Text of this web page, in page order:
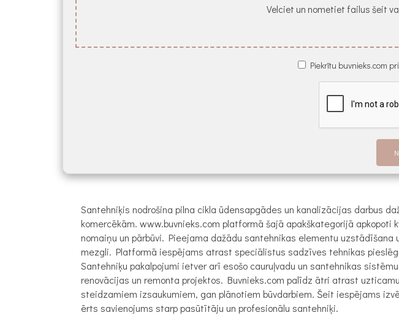
Velciet un nometiet failus šeit
Piekrītu buvnieks.com
Santehniķis nodrošina pilna cikla ūdensapgādes un kanalizācijas darbus
komercēkām. www.buvnieks.com platformā šajā apakškategorijā
nomaiņu un pārbūvi. Pieejama dažādu santehnikas elementu
mezgli. Platformā iespējams atrast speciālistus sadzīves tehnikas
Santehniķu pakalpojumi ietver arī esošo cauruļvadu un santehnikas
renovācijas un remonta projektos. Buvnieks.com palīdz ātri atrast
steidzamiem izsaukumiem, gan plānotiem būvdarbiem. Šeit iespējams
ērts savienojums starp pasūtītāju un profesionālu santehniķi.